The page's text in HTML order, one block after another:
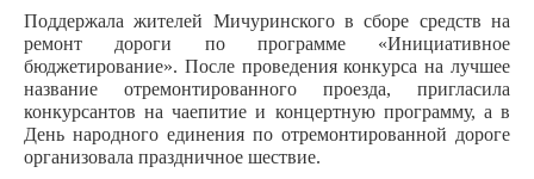
Поддержала жителей Мичуринского в сборе средств на
ремонт дороги по программе «Инициативное
бюджетирование». После проведения конкурса на лучшее
название отремонтированного проезда, пригласила
конкурсантов на чаепитие и концертную программу, а в
День народного единения по отремонтированной дороге
организовала праздничное шествие.